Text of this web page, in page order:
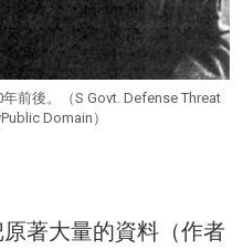
前後。（S Govt. Defense Threat
Domain）
著大量的資料（作者